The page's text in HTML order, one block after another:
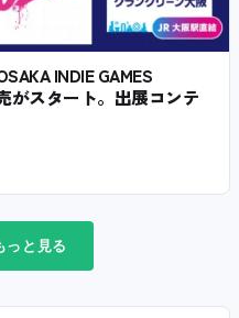
INDIE GAMES
がスタート。出展コンテ
っと見る